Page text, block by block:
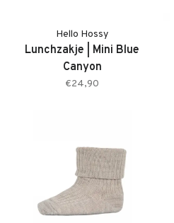
Hello Hossy
Lunchzakje | Mini Blue
Canyon
€24,90